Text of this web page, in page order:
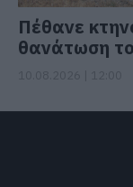
Πέθανε
θανάτωση